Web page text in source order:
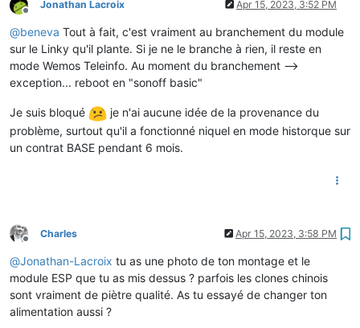
Offline
Jonathan Lacroix Apr 15, 2023, 3:52 PM
@beneva Tout à fait, c'est vraiment au branchement du module
sur le Linky qu'il plante. Si je ne le branche à rien, il reste en
mode Wemos Teleinfo. Au moment du branchement -->
exception... reboot en "sonoff basic"
Je suis bloqué
je n'ai aucune idée de la provenance du
problème, surtout qu'il a fonctionné niquel en mode historque sur
un contrat BASE pendant 6 mois.
Offline
Charles Apr 15, 2023, 3:58 PM
@Jonathan-Lacroix tu as une photo de ton montage et le
module ESP que tu as mis dessus ? parfois les clones chinois
sont vraiment de piètre qualité. As tu essayé de changer ton
alimentation aussi ?